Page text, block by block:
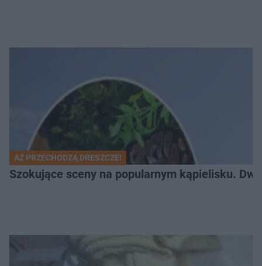
AŻ PRZECHODZĄ DRESZCZE!
Szokujące sceny na popularnym kąpielisku.